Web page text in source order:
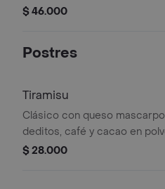
$ 46.000
Postres
Tiramisu
Clásico con queso
deditos, café y cacao en
$ 28.000